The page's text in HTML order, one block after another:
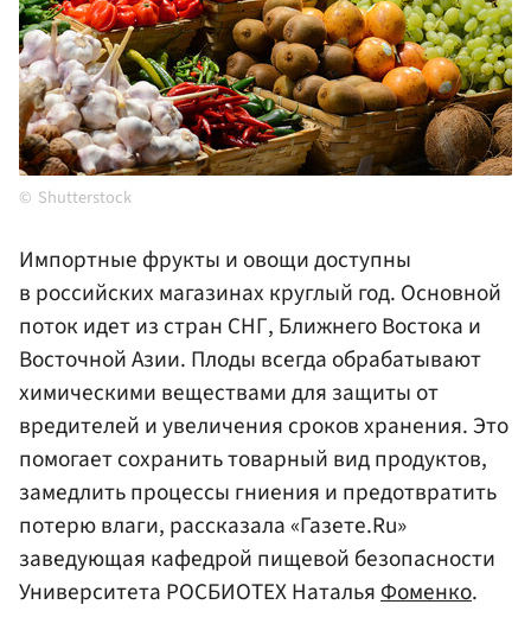
Shutterstock
Импортные фрукты и овощи доступны
в российских магазинах круглый год. Основной
поток идет из стран СНГ, Ближнего Востока и
Восточной Азии. Плоды всегда обрабатывают
химическими веществами для защиты от
вредителей и увеличения сроков хранения. Это
помогает сохранить товарный вид продуктов,
замедлить процессы гниения и предотвратить
потерю влаги, рассказала «Газете.Ru»
заведующая кафедрой пищевой безопасности
Университета РОСБИОТЕХ НатальяФоменко.